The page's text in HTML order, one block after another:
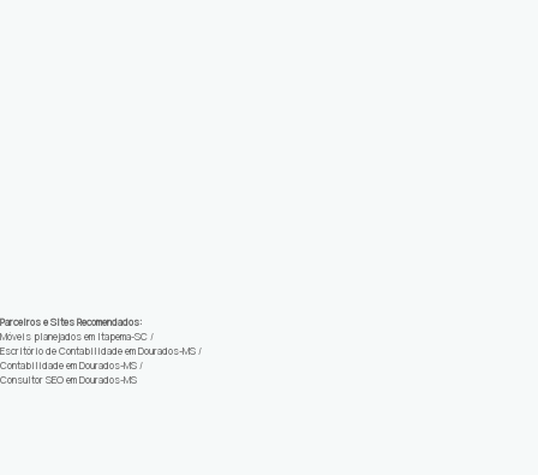
Parceiros e Sites Recomendados:
Móveis planejados em Itapema-SC /
Escritório de Contabilidade em Dourados-MS /
Contabilidade em Dourados-MS /
Consultor SEO em Dourados-MS